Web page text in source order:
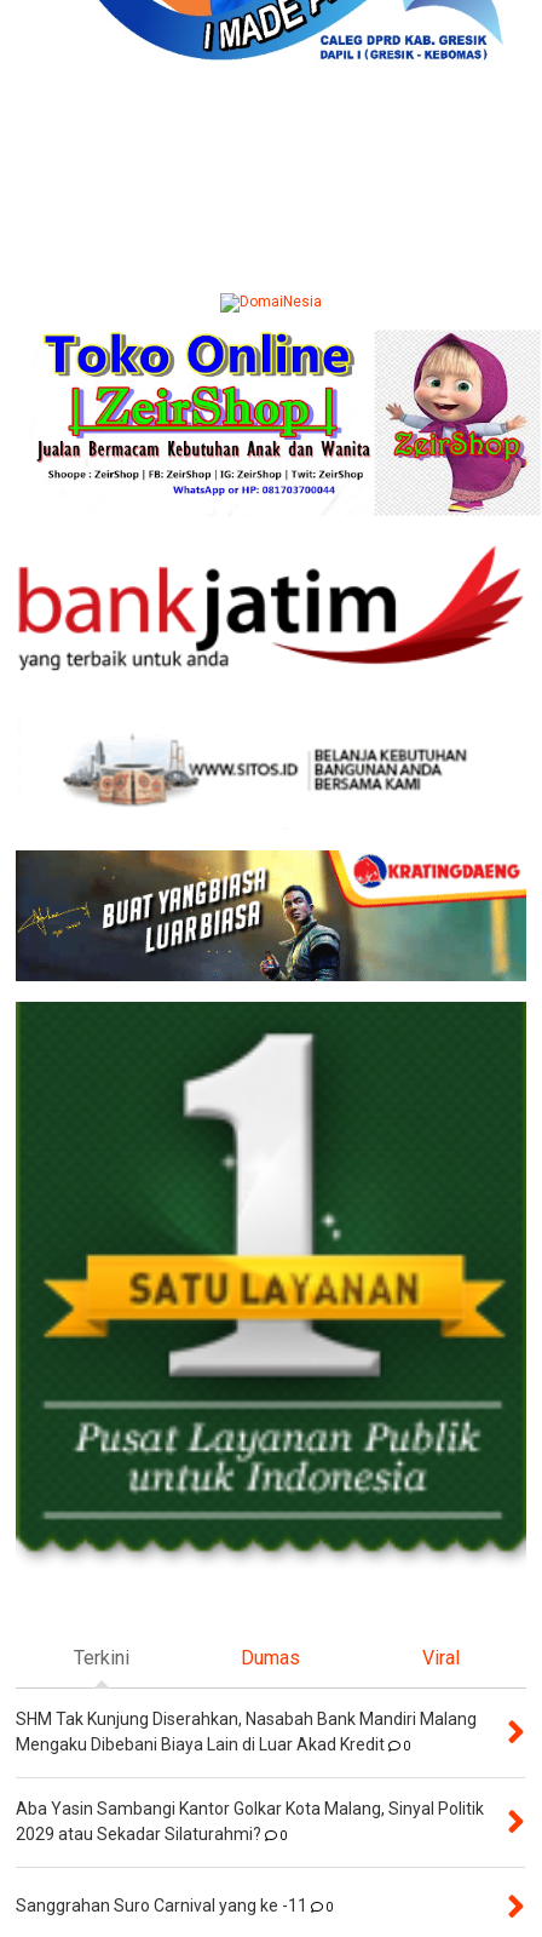
Terkini Dumas Viral
SHM Tak Kunjung Diserahkan, Nasabah Bank Mandiri Malang
Mengaku Dibebani Biaya Lain di Luar Akad Kredit
0
Aba Yasin Sambangi Kantor Golkar Kota Malang, Sinyal Politik
2029 atau Sekadar Silaturahmi?
0
Sanggrahan Suro Carnival yang ke -11 0